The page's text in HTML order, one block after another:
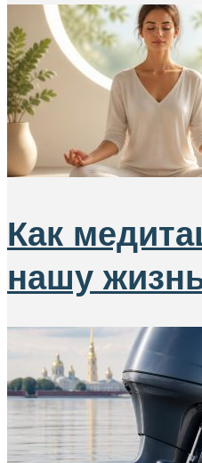
Как
нашу